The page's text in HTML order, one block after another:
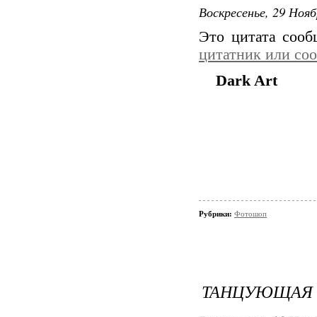
Воскресенье, 29
Это цитата
цитатник или
Dark Art
Рубрики: Фотошоп
ТАНЦУЮЩАЯ